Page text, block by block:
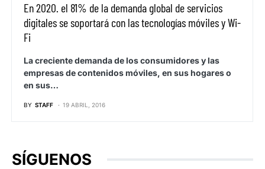
En 2020. el 81% de la demanda global de servicios
digitales se soportará con las tecnologías móviles y Wi-
Fi
La creciente demanda de los consumidores y las
empresas de contenidos móviles, en sus hogares o
en sus…
BY STAFF 19 ABRIL, 2016
SÍGUENOS